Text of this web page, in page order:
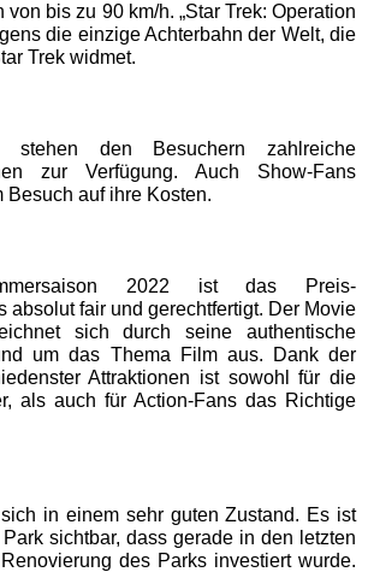
Hagen
bis zu 90 km/h. „Star Trek: Operation
die einzige Achterbahn der Welt, die
Trek widmet.
stehen den Besuchern zahlreiche
zur Verfügung. Auch Show-Fans
Besuch auf ihre Kosten.
2022 ist das Preis-
absolut fair und gerechtfertigt. Der Movie
sich durch seine authentische
um das Thema Film aus. Dank der
Attraktionen ist sowohl für die
als auch für Action-Fans das Richtige
in einem sehr guten Zustand. Es ist
sichtbar, dass gerade in den letzten
des Parks investiert wurde.